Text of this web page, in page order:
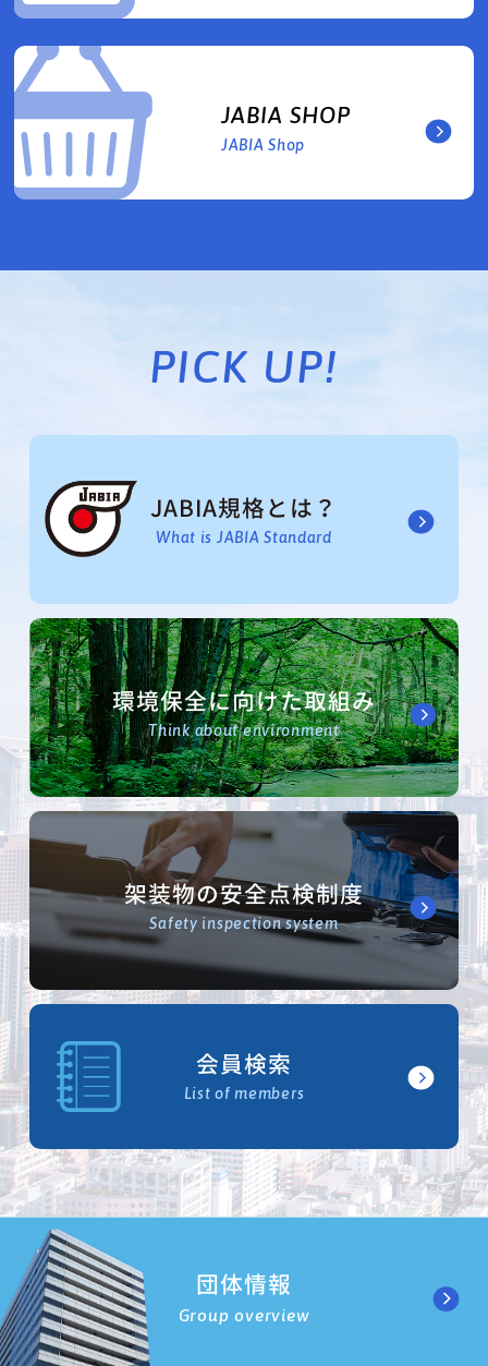
JABIA SHOP
JABIA Shop
PICK UP!
JABIA規格とは？
What is JABIA Standard
環境保全に向けた取組み
Think about environment
架装物の安全点検制度
Safety inspection system
会員検索
List of members
団体情報
Group overview